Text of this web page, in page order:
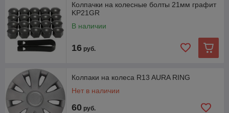
Колпачки на колесные болты 21мм графит
KP21GR
В наличии
16 руб.
Колпаки на колеса R13 AURA RING
Нет в наличии
60 руб.